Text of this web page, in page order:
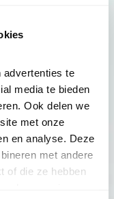
advertenties te
media te bieden
Ook delen we
met onze
en analyse. Deze
met andere
of die ze hebben